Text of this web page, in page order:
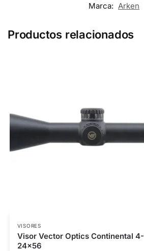
Marca: Arken
Productos relacionados
VISORES
Visor Vector Optics Continental 4-
24×56